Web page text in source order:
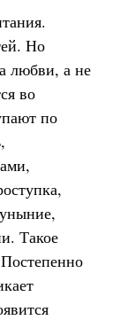
Но
любви, а не
во
по
Такое